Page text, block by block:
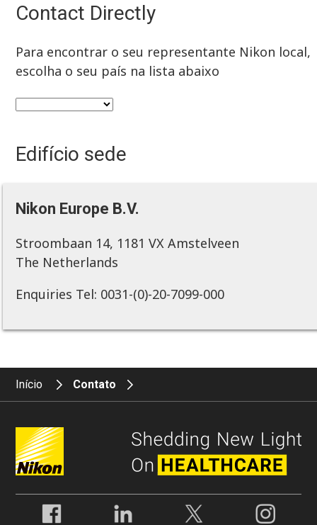
Contact Directly
Para encontrar o seu representante Nikon local,
escolha o seu país na lista abaixo
Edifício sede
Nikon Europe B.V.
Stroombaan 14, 1181 VX Amstelveen
The Netherlands
Enquiries Tel: 0031-(0)-20-7099-000
Início Contato